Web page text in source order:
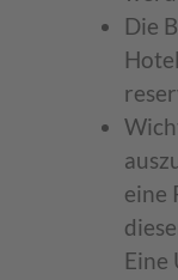
Die
eine
Eine